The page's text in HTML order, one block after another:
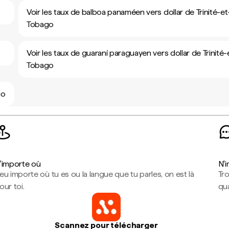
Voir les taux de balboa panaméen vers dollar de Trinité-
Tobago
Voir les taux de guaraní paraguayen vers dollar de
Tobago
où
importe où tu es ou la langue que tu parles, on est là
toi.
Scannez pour télécharger